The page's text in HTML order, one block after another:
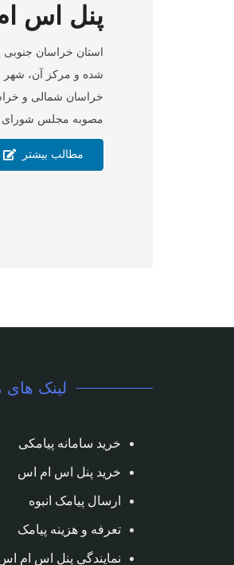
پنل اس
استان خراسان جنوبی
خراسان شمالی و
مصوبه مجلس شورای
مطالب بیشتر
لینک های
خرید سامانه پیامکی
خرید پنل اس ام اس
ارسال پیامک انبوه
تعرفه و هزینه پیامک
نمایندگی پنل اس ام